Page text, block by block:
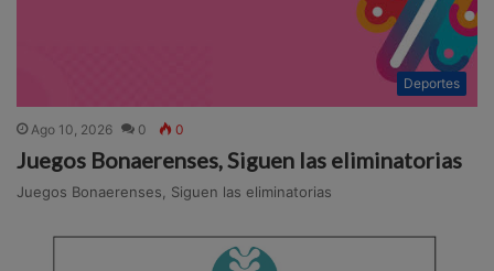
Deportes
Ago 10, 2026 0 0
Juegos Bonaerenses, Siguen las eliminatorias
Juegos Bonaerenses, Siguen las eliminatorias